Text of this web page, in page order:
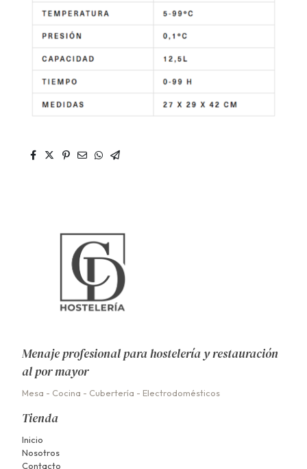
Menaje profesional para hostelería y restauración
al por mayor
Mesa - Cocina - Cubertería - Electrodomésticos
Tienda
Inicio
Nosotros
Contacto